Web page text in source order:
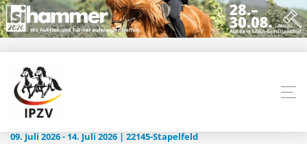
09. Juli 2026 - 14. Juli 2026 | 22145-Stapelfeld